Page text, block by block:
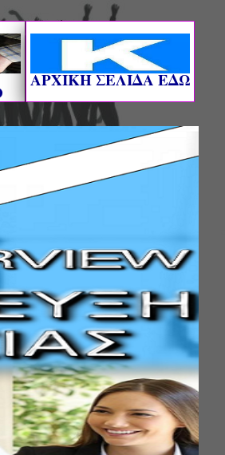
AΡΧΙΚΗ ΣΕΛΙΔΑ ΕΔΩ